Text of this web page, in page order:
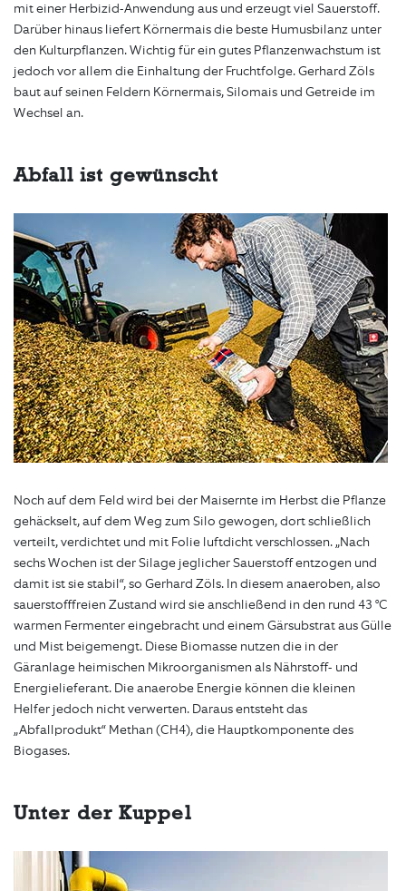
mit einer Herbizid-Anwendung aus und erzeugt viel Sauerstoff.
Darüber hinaus liefert Körnermais die beste Humusbilanz unter
den Kulturpflanzen. Wichtig für ein gutes Pflanzenwachstum ist
jedoch vor allem die Einhaltung der Fruchtfolge. Gerhard Zöls
baut auf seinen Feldern Körnermais, Silomais und Getreide im
Wechsel an.
Abfall ist gewünscht
Noch auf dem Feld wird bei der Maisernte im Herbst die Pflanze
gehäckselt, auf dem Weg zum Silo gewogen, dort schließlich
verteilt, verdichtet und mit Folie luftdicht verschlossen. „Nach
sechs Wochen ist der Silage jeglicher Sauerstoff entzogen und
damit ist sie stabil“, so Gerhard Zöls. In diesem anaeroben, also
sauerstofffreien Zustand wird sie anschließend in den rund 43 °C
warmen Fermenter eingebracht und einem Gärsubstrat aus Gülle
und Mist beigemengt. Diese Biomasse nutzen die in der
Gäranlage heimischen Mikroorganismen als Nährstoff- und
Energielieferant. Die anaerobe Energie können die kleinen
Helfer jedoch nicht verwerten. Daraus entsteht das
„Abfallprodukt“ Methan (CH4), die Hauptkomponente des
Biogases.
Unter der Kuppel